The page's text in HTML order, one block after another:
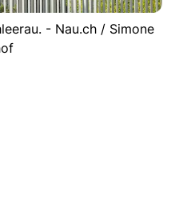
- Nau.ch / Simone